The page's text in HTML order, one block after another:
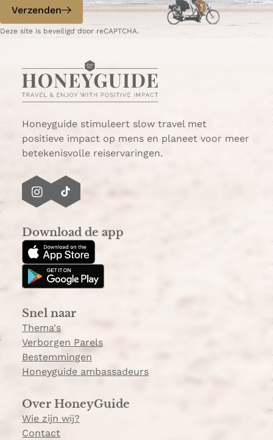
p
W
h
s
A
p
p
e
-
i
l
Verzenden
Deze site is beveiligd door reCAPTCHA.
Honeyguide stimuleert slow travel met
positieve impact op mens en planeet voor meer
betekenisvolle reiservaringen.
I
t
a
g
r
m
T
T
o
k
Download de app
Snel naar
Thema's
Verborgen Parels
Bestemmingen
Honeyguide ambassadeurs
Over HoneyGuide
Wie zijn wij?
Contact